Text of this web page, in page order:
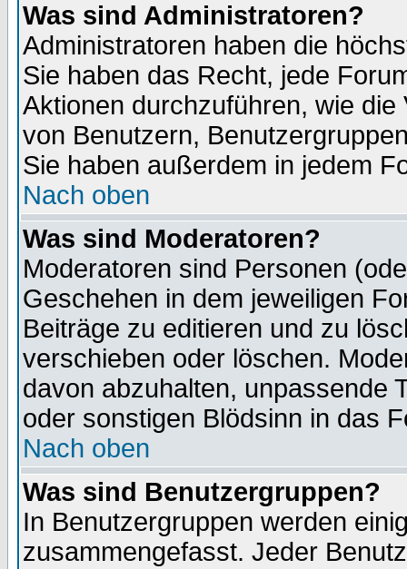
Was sind Administratoren?
Administratoren haben die
Sie haben das Recht, jede
Aktionen durchzuführen, wie
von Benutzern,
Sie haben außerdem in jedem
Nach oben
Was sind Moderatoren?
Moderatoren sind Personen
Geschehen in dem jeweiligen
Beiträge zu editieren und zu
verschieben oder löschen.
davon abzuhalten, unpassende
oder sonstigen Blödsinn in das
Nach oben
Was sind Benutzergruppen?
In Benutzergruppen werden
zusammengefasst. Jeder